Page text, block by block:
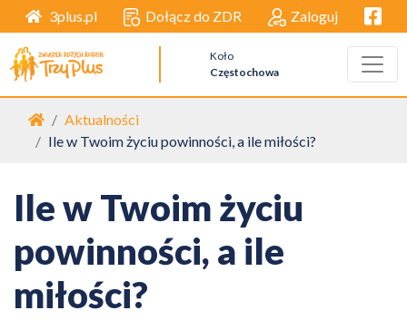
3plus.pl Dołącz do ZDR Zaloguj
Koło
Częstochowa
Strona główna
Aktualności
Ile w Twoim życiu powinności, a ile miłości?
Ile w Twoim życiu
powinności, a ile
miłości?